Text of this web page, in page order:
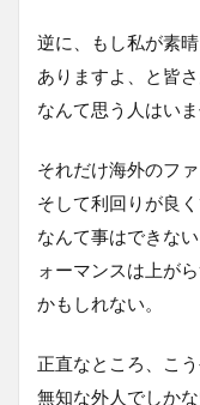
逆に、もし私が素
ありますよ、と皆
なんて思う人はいま
それだけ海外のフ
そして利回りが良
なんて事はできな
ォーマンスは上が
かもしれない。
正直なところ、こ
無知な外人でしか